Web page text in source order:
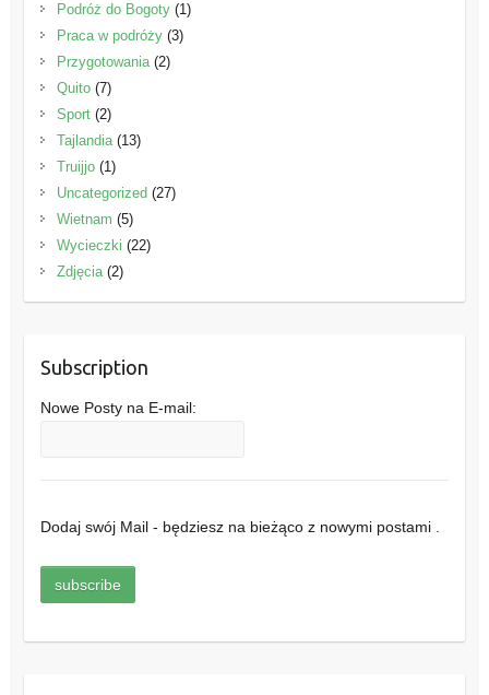
Podróż do Bogoty(1)
Praca w podróży(3)
Przygotowania(2)
Quito(7)
Sport(2)
Tajlandia(13)
Truijjo(1)
Uncategorized (27)
Wietnam (5)
Wycieczki (22)
Zdjęcia(2)
Subscription
Nowe Posty na E-mail:
Dodaj swój Mail - będziesz na bieżąco z nowymi postami .